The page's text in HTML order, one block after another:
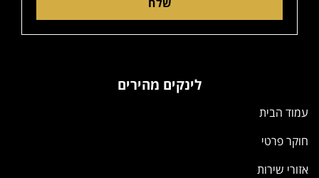
לינקים מהירים
עמוד הבית
חוקר פרטי
אזורי שירות